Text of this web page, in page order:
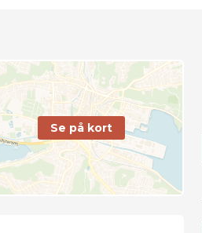
Se på kort